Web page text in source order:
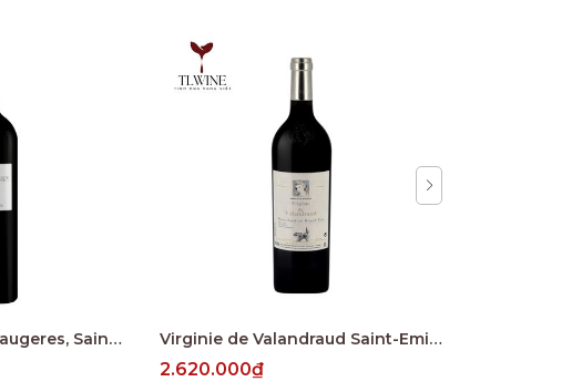
Le Merle de Peby Faugeres, Saint-Emilion Grand Cru Virginie de Valandraud Saint-Emilion Grand Cru
2.620.000₫